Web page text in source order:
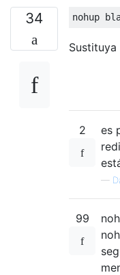
34
2
es
—
99